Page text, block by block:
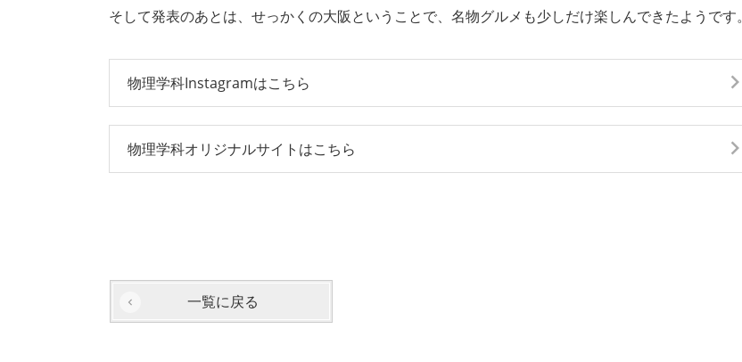
そして発表のあとは、せっかくの大阪ということで、名物グルメも少しだけ楽しんできたようです。
物理学科Instagramはこちら
物理学科オリジナルサイトはこちら
一覧に戻る